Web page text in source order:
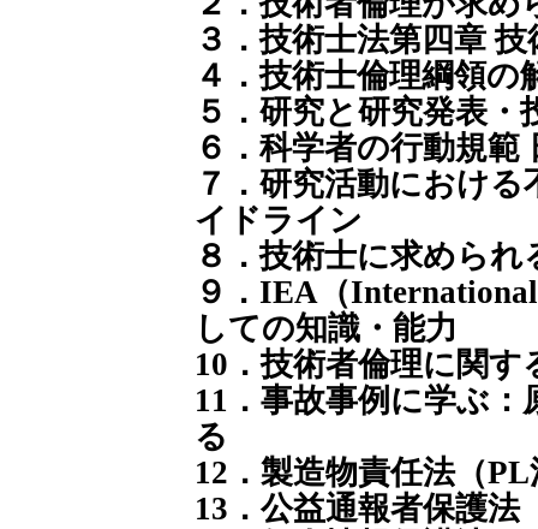
３．技術士法第四章
４．技術士倫理綱領の
５．研究と研究発表
６．科学者の行動規範
７．研究活動におけ
イドライン
８．技術士に求めら
９．IEA（
しての知識・能力
10．技術者倫理に関す
11．事故事例に学ぶ
る
12．製造物責任法（PL
13．公益通報者保護法